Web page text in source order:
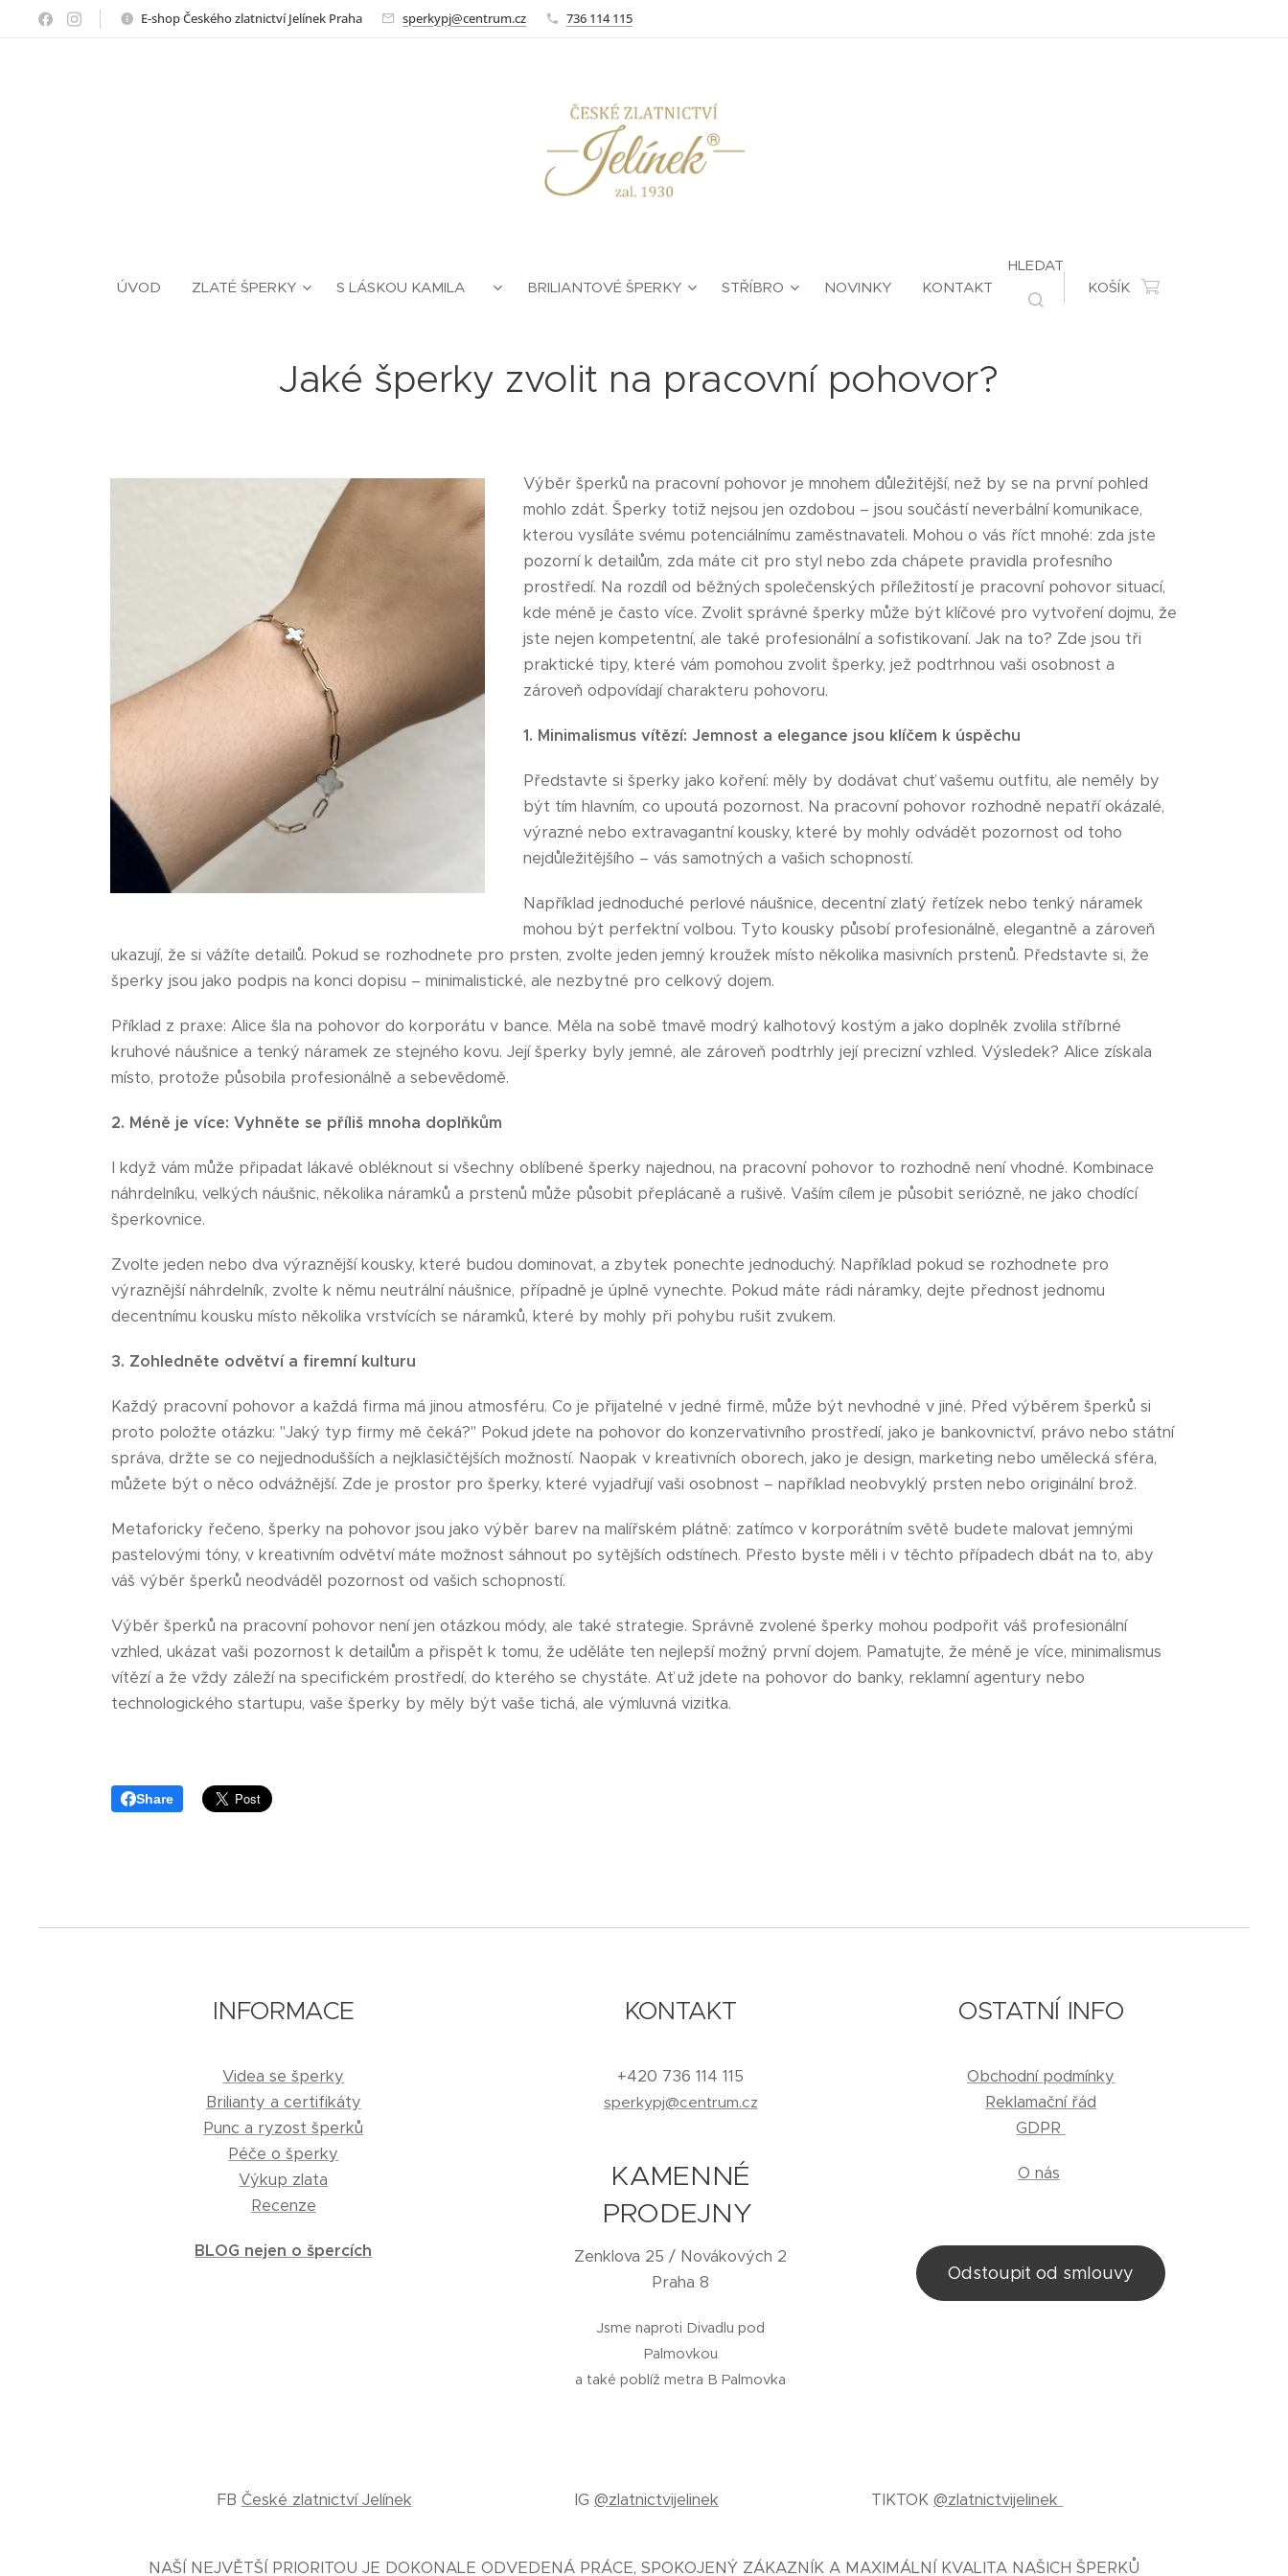
E-shop Českého zlatnictví Jelínek Praha sperkypj@centrum.cz 736 114 115
ÚVOD ZLATÉ ŠPERKY S LÁSKOU KAMILA ❤ BRILIANTOVÉ ŠPERKY STŘÍBRO NOVINKY KONTAKT
HLEDAT
KOŠÍK
Jaké šperky zvolit na pracovní pohovor?
Výběr šperků na pracovní pohovor je mnohem důležitější, než by se na první pohled
mohlo zdát. Šperky totiž nejsou jen ozdobou – jsou součástí neverbální komunikace,
kterou vysíláte svému potenciálnímu zaměstnavateli. Mohou o vás říct mnohé: zda jste
pozorní k detailům, zda máte cit pro styl nebo zda chápete pravidla profesního
prostředí. Na rozdíl od běžných společenských příležitostí je pracovní pohovor situací,
kde méně je často více. Zvolit správné šperky může být klíčové pro vytvoření dojmu, že
jste nejen kompetentní, ale také profesionální a sofistikovaní. Jak na to? Zde jsou tři
praktické tipy, které vám pomohou zvolit šperky, jež podtrhnou vaši osobnost a
zároveň odpovídají charakteru pohovoru.
1. Minimalismus vítězí: Jemnost a elegance jsou klíčem k úspěchu
Představte si šperky jako koření: měly by dodávat chuť vašemu outfitu, ale neměly by
být tím hlavním, co upoutá pozornost. Na pracovní pohovor rozhodně nepatří okázalé,
výrazné nebo extravagantní kousky, které by mohly odvádět pozornost od toho
nejdůležitějšího – vás samotných a vašich schopností.
Například jednoduché perlové náušnice, decentní zlatý řetízek nebo tenký náramek
mohou být perfektní volbou. Tyto kousky působí profesionálně, elegantně a zároveň
ukazují, že si vážíte detailů. Pokud se rozhodnete pro prsten, zvolte jeden jemný kroužek místo několika masivních prstenů. Představte si, že
šperky jsou jako podpis na konci dopisu – minimalistické, ale nezbytné pro celkový dojem.
Příklad z praxe: Alice šla na pohovor do korporátu v bance. Měla na sobě tmavě modrý kalhotový kostým a jako doplněk zvolila stříbrné
kruhové náušnice a tenký náramek ze stejného kovu. Její šperky byly jemné, ale zároveň podtrhly její precizní vzhled. Výsledek? Alice získala
místo, protože působila profesionálně a sebevědomě.
2. Méně je více: Vyhněte se příliš mnoha doplňkům
I když vám může připadat lákavé obléknout si všechny oblíbené šperky najednou, na pracovní pohovor to rozhodně není vhodné. Kombinace
náhrdelníku, velkých náušnic, několika náramků a prstenů může působit přeplácaně a rušivě. Vaším cílem je působit seriózně, ne jako chodící
šperkovnice.
Zvolte jeden nebo dva výraznější kousky, které budou dominovat, a zbytek ponechte jednoduchý. Například pokud se rozhodnete pro
výraznější náhrdelník, zvolte k němu neutrální náušnice, případně je úplně vynechte. Pokud máte rádi náramky, dejte přednost jednomu
decentnímu kousku místo několika vrstvících se náramků, které by mohly při pohybu rušit zvukem.
3. Zohledněte odvětví a firemní kulturu
Každý pracovní pohovor a každá firma má jinou atmosféru. Co je přijatelné v jedné firmě, může být nevhodné v jiné. Před výběrem šperků si
proto položte otázku: "Jaký typ firmy mě čeká?" Pokud jdete na pohovor do konzervativního prostředí, jako je bankovnictví, právo nebo státní
správa, držte se co nejjednodušších a nejklasičtějších možností. Naopak v kreativních oborech, jako je design, marketing nebo umělecká sféra,
můžete být o něco odvážnější. Zde je prostor pro šperky, které vyjadřují vaši osobnost – například neobvyklý prsten nebo originální brož.
Metaforicky řečeno, šperky na pohovor jsou jako výběr barev na malířském plátně: zatímco v korporátním světě budete malovat jemnými
pastelovými tóny, v kreativním odvětví máte možnost sáhnout po sytějších odstínech. Přesto byste měli i v těchto případech dbát na to, aby
váš výběr šperků neodváděl pozornost od vašich schopností.
Výběr šperků na pracovní pohovor není jen otázkou módy, ale také strategie. Správně zvolené šperky mohou podpořit váš profesionální
vzhled, ukázat vaši pozornost k detailům a přispět k tomu, že uděláte ten nejlepší možný první dojem. Pamatujte, že méně je více, minimalismus
vítězí a že vždy záleží na specifickém prostředí, do kterého se chystáte. Ať už jdete na pohovor do banky, reklamní agentury nebo
technologického startupu, vaše šperky by měly být vaše tichá, ale výmluvná vizitka.
Share
INFORMACE
Videa se šperky
Brilianty a certifikáty
Punc a ryzost šperků
Péče o šperky
Výkup zlata
Recenze
BLOG nejen o špercích
KONTAKT
+420 736 114 115
sperkypj@centrum.cz
KAMENNÉ
PRODEJNY
Zenklova 25 / Novákových 2
Praha 8
Jsme naproti Divadlu pod
Palmovkou
a také poblíž metra B Palmovka
OSTATNÍ INFO
Obchodní podmínky
Reklamační řád
GDPR
O nás
Odstoupit od smlouvy
FB České zlatnictví Jelínek IG @zlatnictvijelinek TIKTOK@zlatnictvijelinek
NAŠÍ NEJVĚTŠÍ PRIORITOU JE DOKONALE ODVEDENÁ PRÁCE, SPOKOJENÝ ZÁKAZNÍK A MAXIMÁLNÍ KVALITA NAŠICH ŠPERKŮ